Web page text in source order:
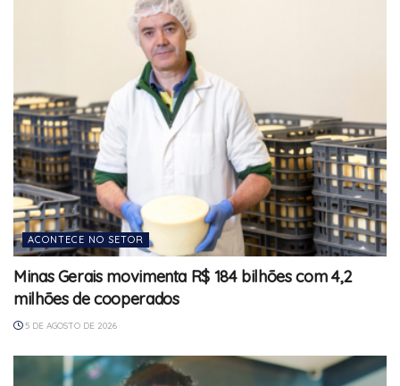
ACONTECE NO SETOR
Minas Gerais movimenta R$ 184 bilhões com 4,2
milhões de cooperados
5 DE AGOSTO DE 2026